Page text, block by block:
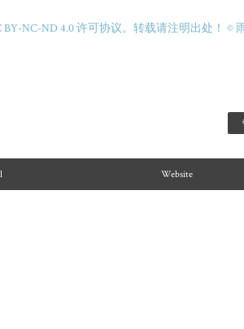
NC-ND 4.0 许可协议。转载请注明出处！ ©
Website